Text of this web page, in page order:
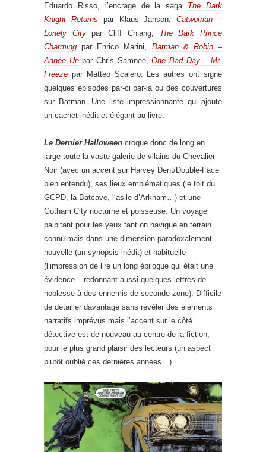
Eduardo Risso, l’encrage de la saga The Dark
Knight Returns par Klaus Janson,Catwoman –
Lonely Citypar Cliff Chiang, The Dark Prince
Charming par Enrico Marini, Batman & Robin –
Année Unpar Chris Samnee,One Bad Day – Mr.
Freeze par Matteo Scalero. Les autres ont signé
quelques épisodes par-ci par-là ou des couvertures
sur Batman. Une liste impressionnante qui ajoute
un cachet inédit et élégant au livre.
Le Dernier Halloween croque donc de long en
large toute la vaste galerie de vilains du Chevalier
Noir (avec un accent sur Harvey Dent/Double-Face
bien entendu), ses lieux emblématiques (le toit du
GCPD, la Batcave, l’asile d’Arkham…) et une
Gotham City nocturne et poisseuse. Un voyage
palpitant pour les yeux tant on navigue en terrain
connu mais dans une dimension paradoxalement
nouvelle (un synopsis inédit) et habituelle
(l’impression de lire un long épilogue qui était une
évidence – redonnant aussi quelques lettres de
noblesse à des ennemis de seconde zone). Difficile
de détailler davantage sans révéler des éléments
narratifs imprévus mais l’accent sur le côté
détective est de nouveau au centre de la fiction,
pour le plus grand plaisir des lecteurs (un aspect
plutôt oublié ces dernières années…).